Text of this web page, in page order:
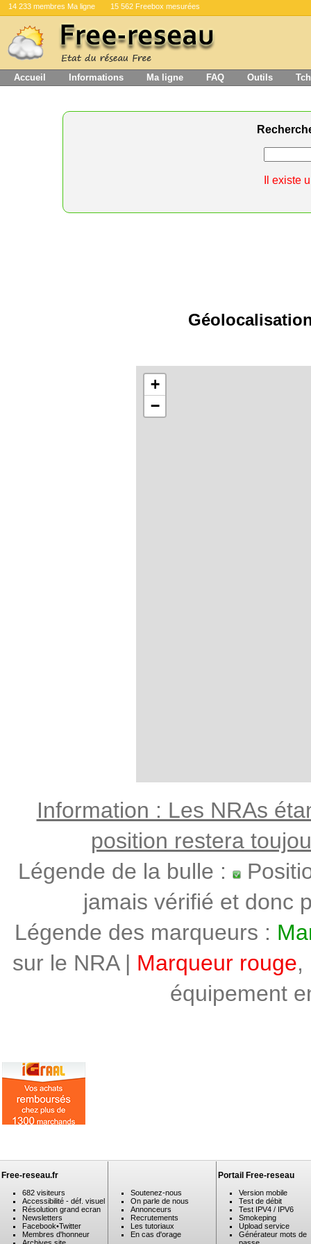
14 233 membres Ma ligne 15 562 Freebox mesurées
Accueil Informations Ma ligne FAQ Outils
Il existe
+
−
Information : Les NRAs
position restera
Légende de la bulle :
jamais vérifié et donc
Légende des marqueurs :
sur le NRA | Marqueur rouge,
équipement
Free-reseau.fr
682 visiteurs
Accessibilité - déf. visuel
Résolution grand ecran
Newsletters
Facebook•Twitter
Membres d'honneur
Soutenez-nous
On parle de nous
Annonceurs
Recrutements
Les tutoriaux
En cas d'orage
Portail Free-reseau
Version mobile
Test de débit
Test IPV4 / IPV6
Smokeping
Upload service
Générateur mots de